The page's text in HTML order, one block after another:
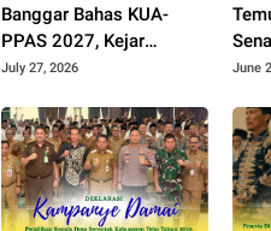
Banggar Bahas KUA-
PPAS 2027, Kejar
Tambahan PAD dan DBH
July 27, 2026
Inpres
June